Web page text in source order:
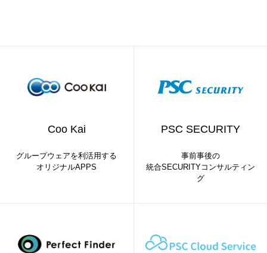
Coo Kai
グループウェアを利活用する
オリジナルAPPS
PSC SECURITY
事前事後の
統合SECURITYコンサルティン
グ